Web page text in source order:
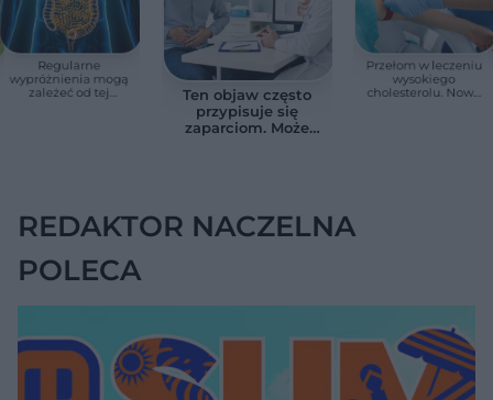
Regularne
wypróżnienia mogą
zależeć od tej
Ten objaw często
przypisuje się
zaparciom. Może
Przełom w leczeniu
wysokiego
cholesterolu. Nowa
REDAKTOR NACZELNA
POLECA